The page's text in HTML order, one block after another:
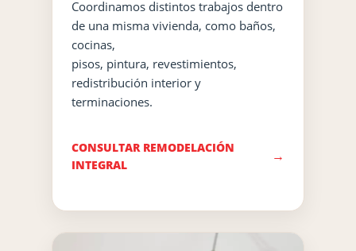
Coordinamos distintos trabajos dentro
de una misma vivienda, como baños,
cocinas,
pisos, pintura, revestimientos,
redistribución interior y
terminaciones.
CONSULTAR REMODELACIÓN
INTEGRAL